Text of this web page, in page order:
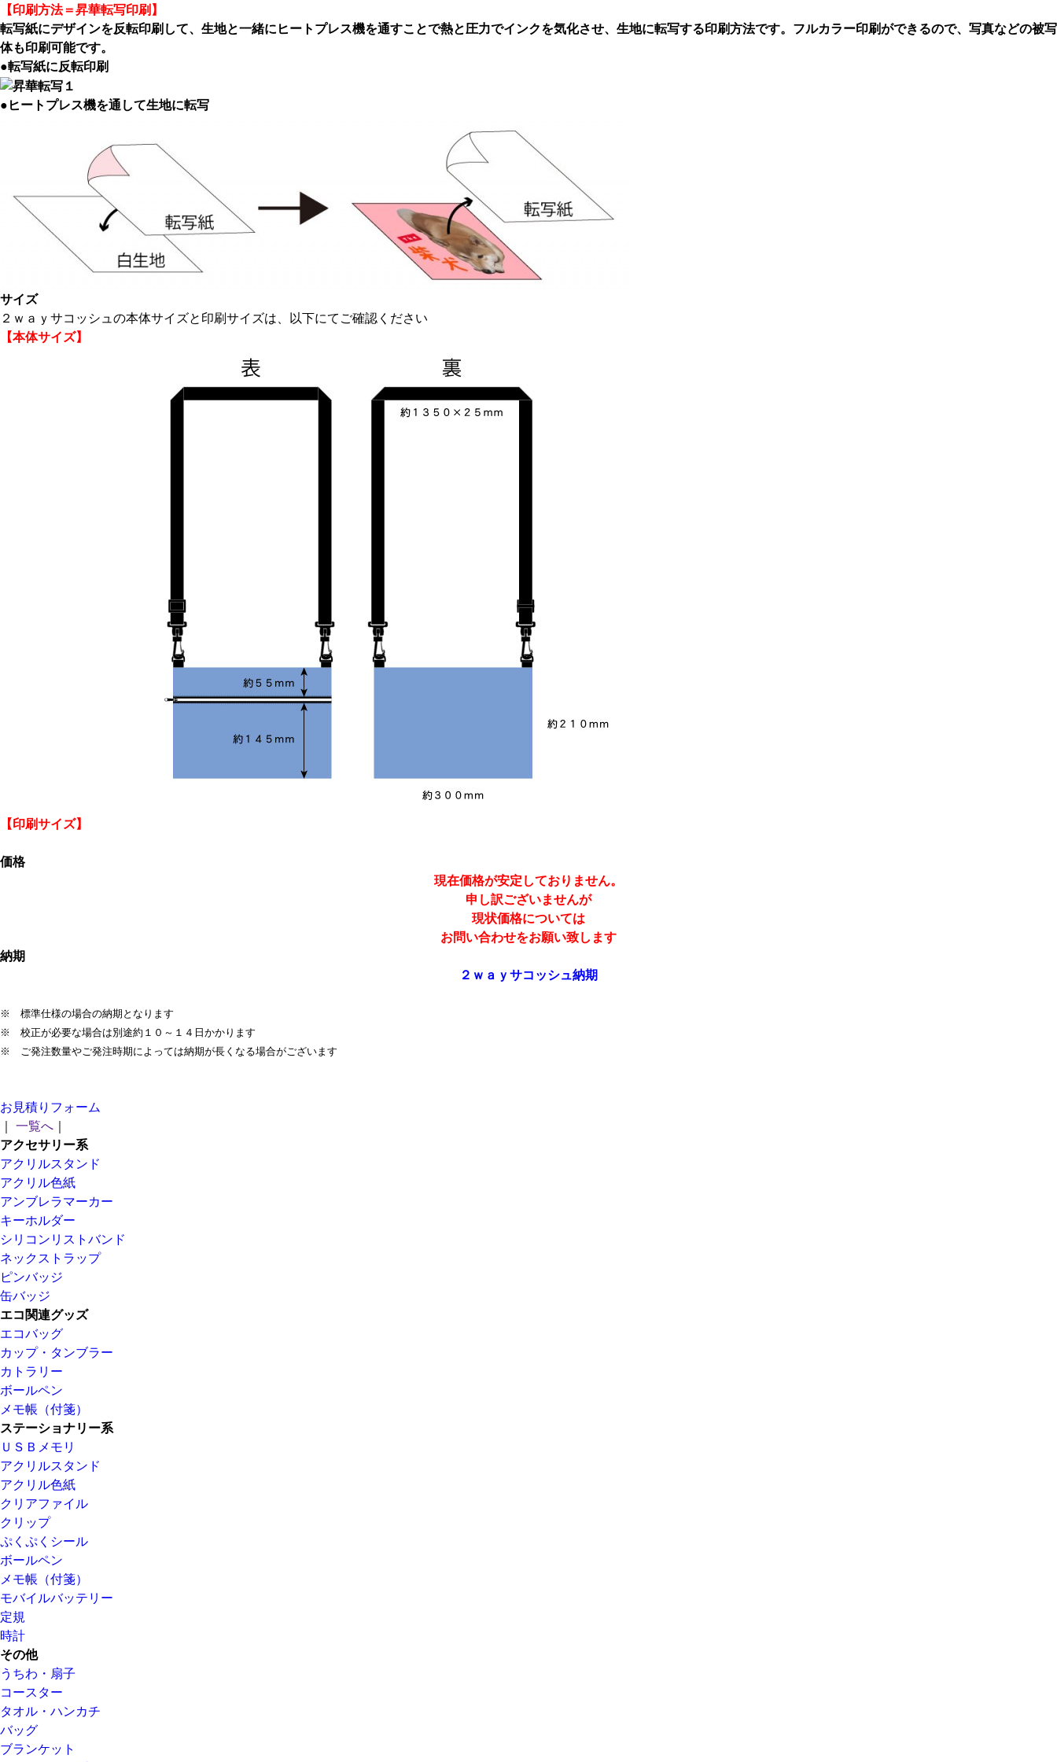
【印刷方法＝昇華転写印刷】
転写紙にデザインを反転印刷して、生地と一緒にヒートプレス機を通すことで熱と圧力でインクを気化させ、生地に転写する印刷方法です。フルカラー印刷ができるので、写真などの被写
体も印刷可能です。
●転写紙に反転印刷
●ヒートプレス機を通して生地に転写
サイズ
２ｗａｙサコッシュの本体サイズと印刷サイズは、以下にてご確認ください
【本体サイズ】
【印刷サイズ】
価格
現在価格が安定しておりません。
申し訳ございませんが
現状価格については
お問い合わせをお願い致します​
納期
２ｗａｙサコッシュ納期
※ 標準仕様の場合の納期となります
※ 校正が必要な場合は別途約１０～１４日かかります
※ ご発注数量やご発注時期によっては納期が長くなる場合がございます
お見積りフォーム
一覧へ
アクセサリー系
アクリルスタンド
アクリル色紙
アンブレラマーカー
キーホルダー
シリコンリストバンド
ネックストラップ
ピンバッジ
缶バッジ
エコ関連グッズ
エコバッグ
カップ・タンブラー
カトラリー
ボールペン
メモ帳（付箋）
ステーショナリー系
ＵＳＢメモリ
アクリルスタンド
アクリル色紙
クリアファイル
クリップ
ぷくぷくシール
ボールペン
メモ帳（付箋）
モバイルバッテリー
定規
時計
その他
うちわ・扇子
コースター
タオル・ハンカチ
バッグ
ブランケット